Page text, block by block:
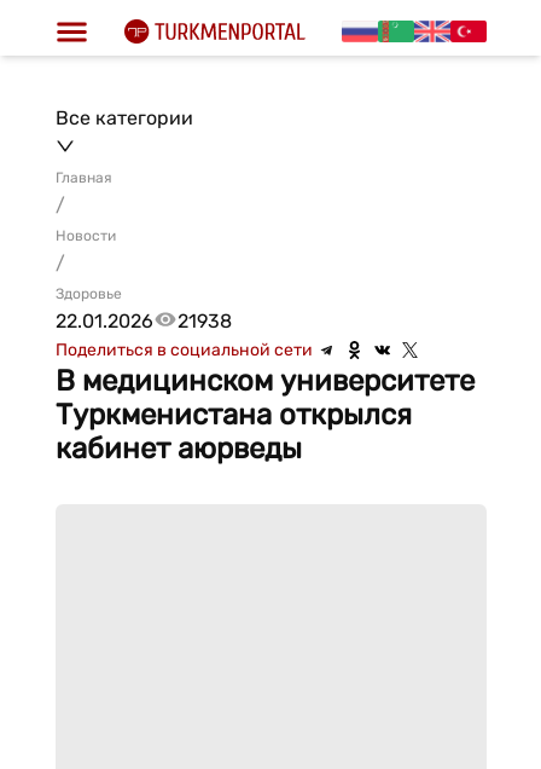
Все категории
Главная
/
Новости
/
Здоровье
22.01.2026 21938
Поделиться в социальной сети
В медицинском университете
Туркменистана открылся
кабинет аюрведы